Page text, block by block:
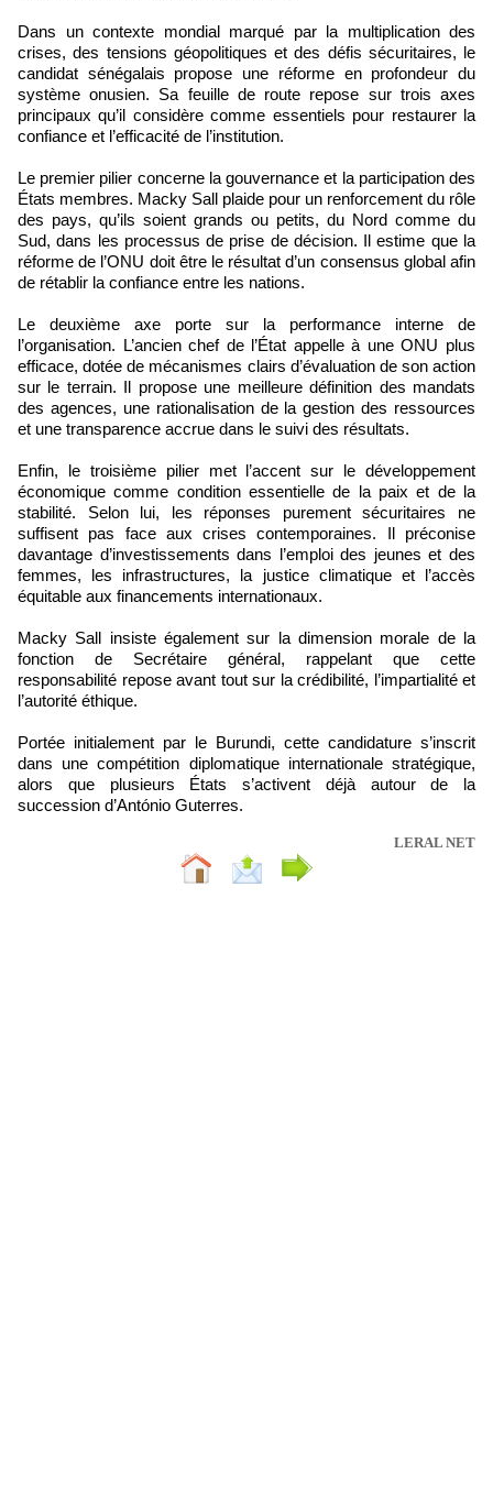
Dans un contexte mondial marqué par la multiplication des
crises, des tensions géopolitiques et des défis sécuritaires, le
candidat sénégalais propose une réforme en profondeur du
système onusien. Sa feuille de route repose sur trois axes
principaux qu’il considère comme essentiels pour restaurer la
confiance et l’efficacité de l’institution.
Le premier pilier concerne la gouvernance et la participation des
États membres. Macky Sall plaide pour un renforcement du rôle
des pays, qu’ils soient grands ou petits, du Nord comme du
Sud, dans les processus de prise de décision. Il estime que la
réforme de l’ONU doit être le résultat d’un consensus global afin
de rétablir la confiance entre les nations.
Le deuxième axe porte sur la performance interne de
l’organisation. L’ancien chef de l’État appelle à une ONU plus
efficace, dotée de mécanismes clairs d’évaluation de son action
sur le terrain. Il propose une meilleure définition des mandats
des agences, une rationalisation de la gestion des ressources
et une transparence accrue dans le suivi des résultats.
Enfin, le troisième pilier met l’accent sur le développement
économique comme condition essentielle de la paix et de la
stabilité. Selon lui, les réponses purement sécuritaires ne
suffisent pas face aux crises contemporaines. Il préconise
davantage d’investissements dans l’emploi des jeunes et des
femmes, les infrastructures, la justice climatique et l’accès
équitable aux financements internationaux.
Macky Sall insiste également sur la dimension morale de la
fonction de Secrétaire général, rappelant que cette
responsabilité repose avant tout sur la crédibilité, l’impartialité et
l’autorité éthique.
Portée initialement par le Burundi, cette candidature s’inscrit
dans une compétition diplomatique internationale stratégique,
alors que plusieurs États s’activent déjà autour de la
succession d’António Guterres.
LERAL NET